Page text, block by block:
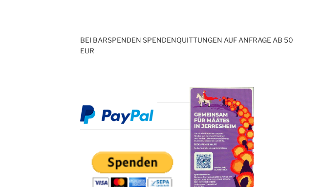
BEI BARSPENDEN SPENDENQUITTUNGEN AUF ANFRAGE AB 50
EUR